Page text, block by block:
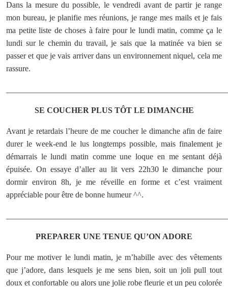
Dans la mesure du possible, le vendredi avant de partir je range
mon bureau, je planifie mes réunions, je range mes mails et je fais
ma petite liste de choses à faire pour le lundi matin, comme ça le
lundi sur le chemin du travail, je sais que la matinée va bien se
passer et que je vais arriver dans un environnement niquel, cela me
rassure.
SE COUCHER PLUS TÔT LE DIMANCHE
Avant je retardais l’heure de me coucher le dimanche afin de faire
durer le week-end le lus longtemps possible, mais finalement je
démarrais le lundi matin comme une loque en me sentant déjà
épuisée. On essaye d’aller au lit vers 22h30 le dimanche pour
dormir environ 8h, je me réveille en forme et c’est vraiment
appréciable pour être de bonne humeur ^^.
PREPARER UNE TENUE QU’ON ADORE
Pour me motiver le lundi matin, je m’habille avec des vêtements
que j’adore, dans lesquels je me sens bien, soit un joli pull tout
doux et confortable ou alors une jolie robe fleurie et un peu colorée